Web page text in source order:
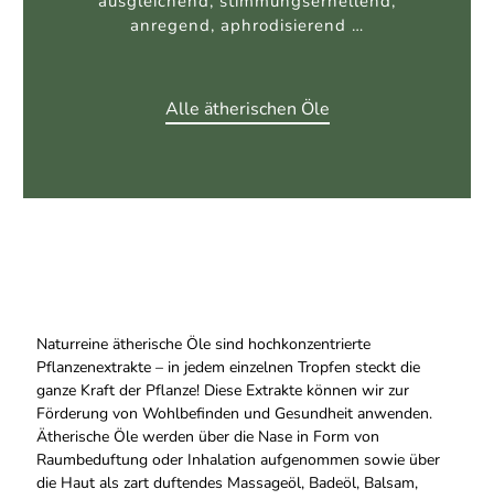
Naturreine ätherische Öle sind hochkonzentrierte
Pflanzenextrakte – in jedem einzelnen Tropfen steckt die
ganze Kraft der Pflanze! Diese Extrakte können wir zur
Förderung von Wohlbefinden und Gesundheit anwenden.
Ätherische Öle werden über die Nase in Form von
Raumbeduftung oder Inhalation aufgenommen sowie über
die Haut als zart duftendes Massageöl, Badeöl, Balsam,